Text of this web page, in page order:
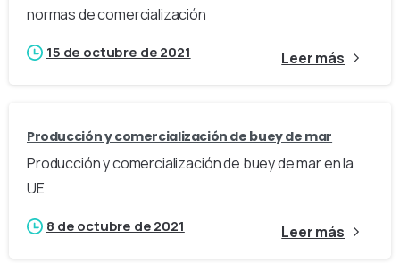
normas de comercialización
15 de octubre de 2021 Leer más
Producción y comercialización de buey de mar
Producción y comercialización de buey de mar en la
UE
8 de octubre de 2021 Leer más